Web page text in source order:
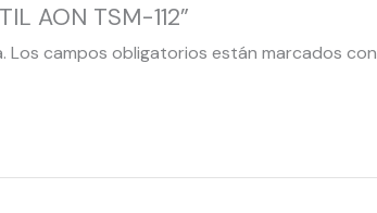
AON TSM-112”
Los campos obligatorios están marcados con